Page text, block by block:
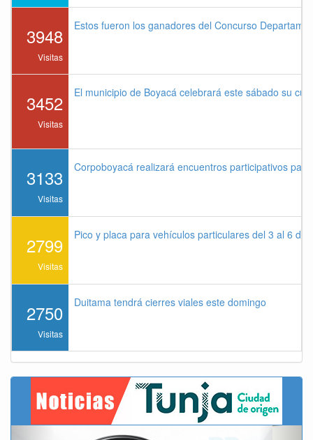
3948
Visitas
Estos fueron los ganadores del Concurso
3452
Visitas
El municipio de Boyacá celebrará este sábado su
3133
Visitas
Corpoboyacá realizará encuentros participativos
2799
Visitas
Pico y placa para vehículos particulares del 3 al 6 de
2750
Visitas
Duitama tendrá cierres viales este domingo